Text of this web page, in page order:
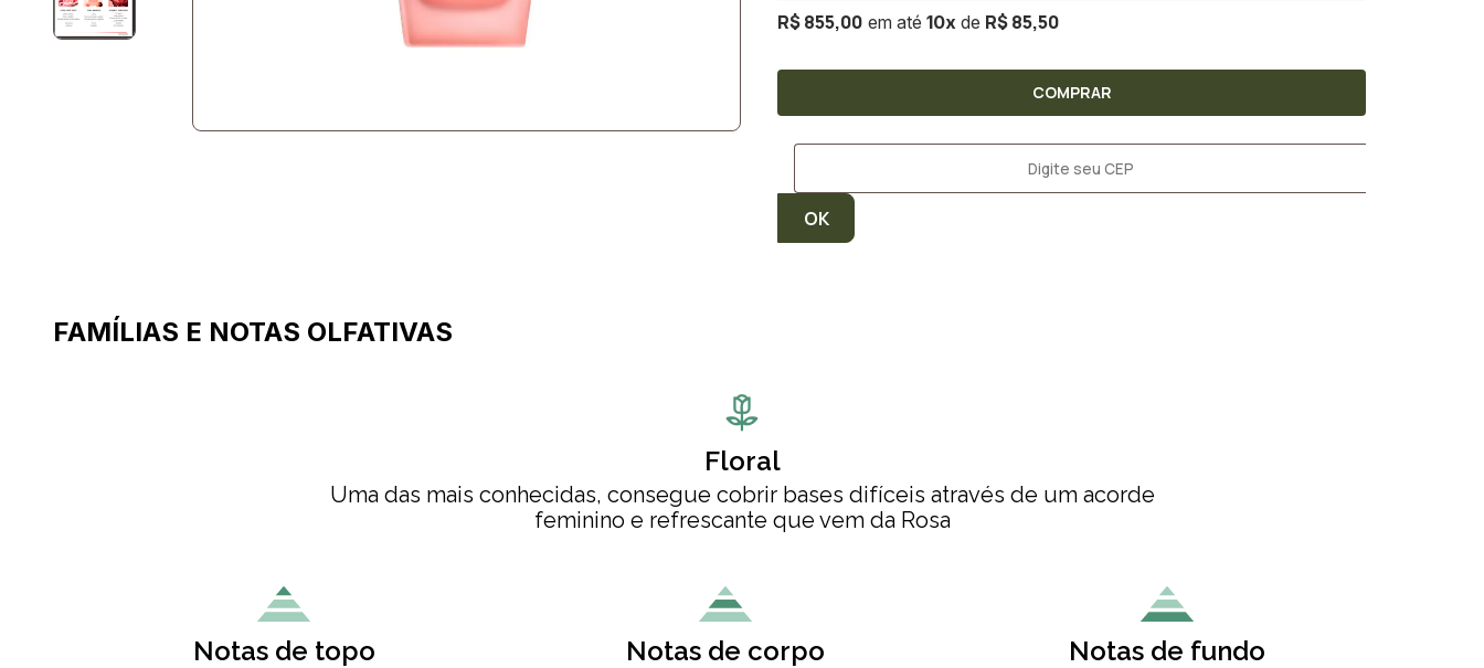
R$ 855,00 10x R$ 85,50
COMPRAR
FAMÍLIAS E NOTAS OLFATIVAS
Floral
Uma das mais conhecidas, consegue cobrir bases difíceis através de um acorde
feminino e refrescante que vem da Rosa
Notas de topo Notas de corpo Notas de fundo